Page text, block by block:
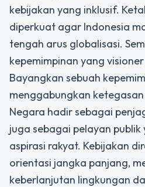
kebijakan yang inklusif.
diperkuat agar Indonesia
tengah arus globalisasi.
kepemimpinan yang
Bayangkan sebuah
menggabungkan
Negara hadir sebagai
juga sebagai pelayan
aspirasi rakyat. Kebijakan
orientasi jangka panjang,
keberlanjutan lingkungan